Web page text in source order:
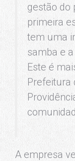
gestão do
primeira
tem uma
samba e
Este é
Prefeitura
A empresa